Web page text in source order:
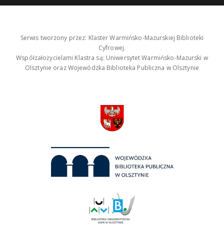
Serwis tworzony przez: Klaster Warmińsko-Mazurskiej Biblioteki
Cyfrowej.
Współzałożycielami Klastra są: Uniwersytet Warmińsko-Mazurski w
Olsztynie oraz Wojewódzka Biblioteka Publiczna w Olsztynie